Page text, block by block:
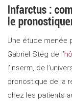
Infarctus :
le
Une étude menée
Gabriel Steg de l’
l’Inserm, de
pronostique de la
chez les patients